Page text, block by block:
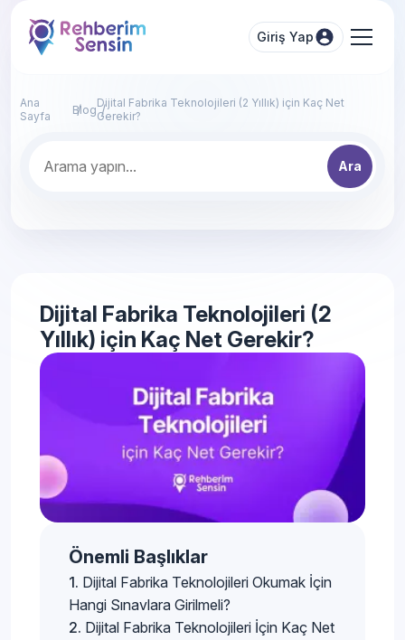
Giriş Yap
Ana
Sayfa
BlogDijital Fabrika Teknolojileri (2 Yıllık) için Kaç Net
Gerekir?
Ara
Dijital Fabrika Teknolojileri (2
Yıllık) için Kaç Net Gerekir?
Önemli Başlıklar
Dijital Fabrika Teknolojileri Okumak İçin
Hangi Sınavlara Girilmeli?
Dijital Fabrika Teknolojileri İçin Kaç Net